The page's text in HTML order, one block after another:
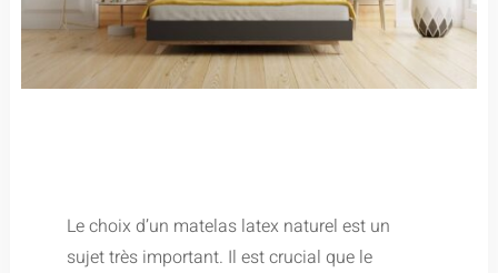
Le choix d’un matelas latex naturel est un
sujet très important. Il est crucial que le